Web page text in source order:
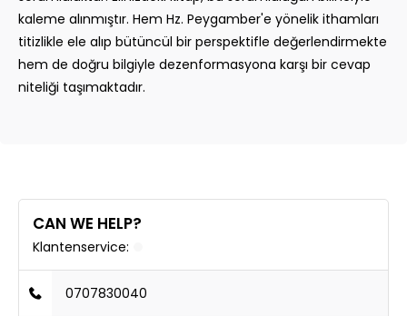
kaleme alınmıştır. Hem Hz. Peygamber'e yönelik ithamları
titizlikle ele alıp bütüncül bir perspektifle değerlendirmekte
hem de doğru bilgiyle dezenformasyona karşı bir cevap
niteliği taşımaktadır.
CAN WE HELP?
Klantenservice:
0707830040